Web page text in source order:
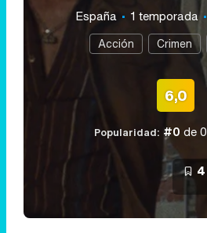
España 1 temporada
Acción Crimen
6,0
Popularidad: #0 de 0
4